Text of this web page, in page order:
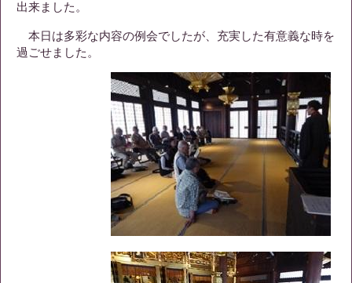
出来ました。
本日は多彩な内容の例会でしたが、充実した有意義な時を
過ごせました。